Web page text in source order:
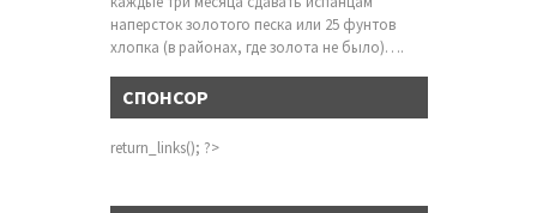
наперсток золотого песка или 25 фунтов
хлопка (в районах, где золота не было)….
СПОНСОР
return_links(); ?>